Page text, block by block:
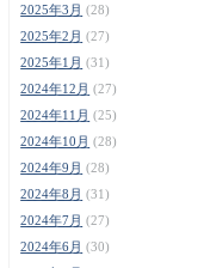
2025年3月 (28)
2025年2月 (27)
2025年1月 (31)
2024年12月 (27)
2024年11月 (25)
2024年10月 (28)
2024年9月 (28)
2024年8月 (31)
2024年7月 (27)
2024年6月 (30)